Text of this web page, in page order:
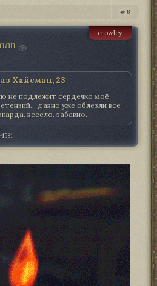
8
crowley
Хайсман, 23
не подлежит сердечко моё
давно уже облезли все
весело. забавно.